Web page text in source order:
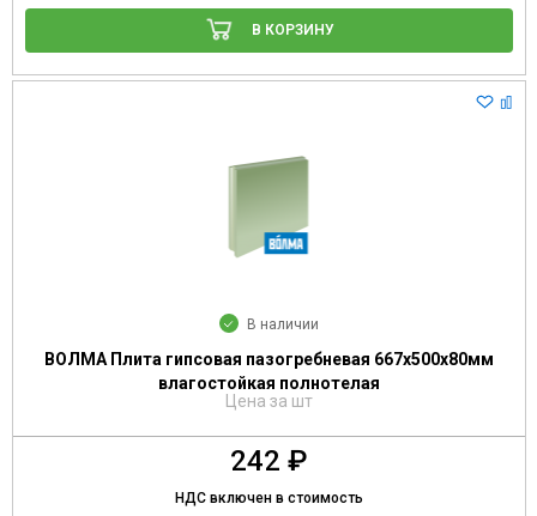
В КОРЗИНУ
В наличии
ВОЛМА Плита гипсовая пазогребневая 667х500х80мм
влагостойкая полнотелая
Цена за шт
242 ₽
НДС включен в стоимость